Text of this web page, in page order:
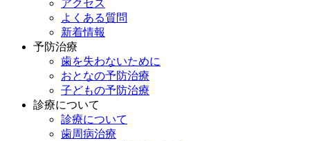
アクセス
よくある質問
新着情報
予防治療
歯を失わないために
おとなの予防治療
子どもの予防治療
診療について
診療について
歯周病治療